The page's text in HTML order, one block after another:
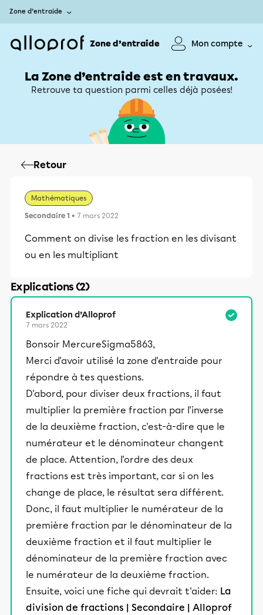
Zone d’entraide
Zone d’entraide Mon compte
La Zone d’entraide est en travaux.
Retrouve ta question parmi celles déjà posées!
Retour
Mathématiques
Secondaire 1 • 7 mars 2022
Comment on divise les fraction en les divisant
ou en les multipliant
Explications (2)
Explication d’Alloprof
7 mars 2022
Bonsoir MercureSigma5863,
Merci d'avoir utilisé la zone d'entraide pour
répondre à tes questions.
D'abord, pour diviser deux fractions, il faut
multiplier la première fraction par l'inverse
de la deuxième fraction, c'est-à-dire que le
numérateur et le dénominateur changent
de place. Attention, l'ordre des deux
fractions est très important, car si on les
change de place, le résultat sera différent.
Donc, il faut multiplier le numérateur de la
première fraction par le dénominateur de la
deuxième fraction et il faut multiplier le
dénominateur de la première fraction avec
le numérateur de la deuxième fraction.
Ensuite, voici une fiche qui devrait t'aider: La
division de fractions | Secondaire | Alloprof